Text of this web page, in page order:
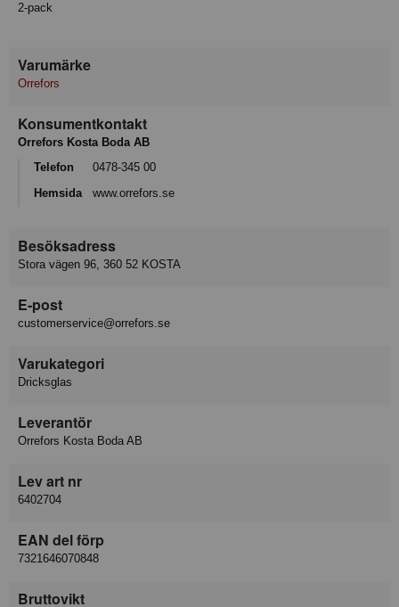
2-pack
Varumärke
Orrefors
Konsumentkontakt
Orrefors Kosta Boda AB
Telefon
0478-345 00
Hemsida
www.orrefors.se
Besöksadress
Stora vägen 96, 360 52 KOSTA
E-post
customerservice@orrefors.se
Varukategori
Dricksglas
Leverantör
Orrefors Kosta Boda AB
Lev art nr
6402704
EAN del förp
7321646070848
Bruttovikt